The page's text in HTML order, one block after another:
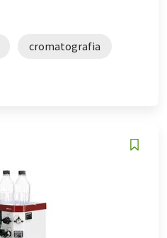
cromatografia